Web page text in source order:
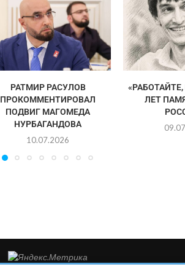
РАТМИР РАСУЛОВ
ПРОКОММЕНТИРОВАЛ
ПОДВИГ МАГОМЕДА
НУРБАГАНДОВА
10.07.2026
«РАБОТАЙТЕ,
ЛЕТ